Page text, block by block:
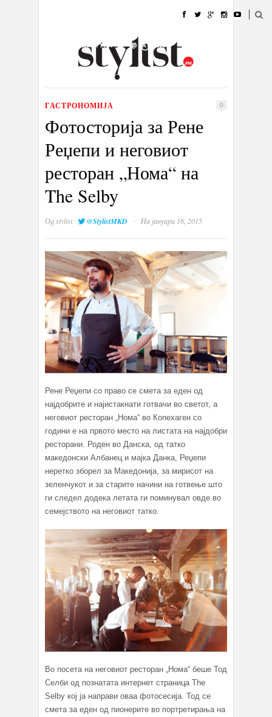
УБАВИНА
КУЛТУРА @РАБОТА
ИЗЛОГ
ГАСТРОНОМИЈА 0
Фотосторија за Рене
Реџепи и неговиот
ресторан „Нома“ на
The Selby
Одstylist @StylistMKD · На јануари 16, 2015
Рене Реџепи со право се смета за еден од
најдобрите и најистакнати готвачи во светот, а
неговиот ресторан „Нома“ во Копехаген со
години е на првото место на листата на најдобри
ресторани. Роден во Данска, од татко
македонски Албанец и мајка Данка, Реџепи
неретко зборел за Македонија, за мирисот на
зеленчукот и за старите начини на готвење што
ги следел додека летата ги поминувал овде во
семејството на неговиот татко.
Во посета на неговиот ресторан „Нома“ беше Тод
Селби од познатата интернет страница The
Selby кој ја направи оваа фотосесија. Тод се
смета за еден од пионерите во портретирања на